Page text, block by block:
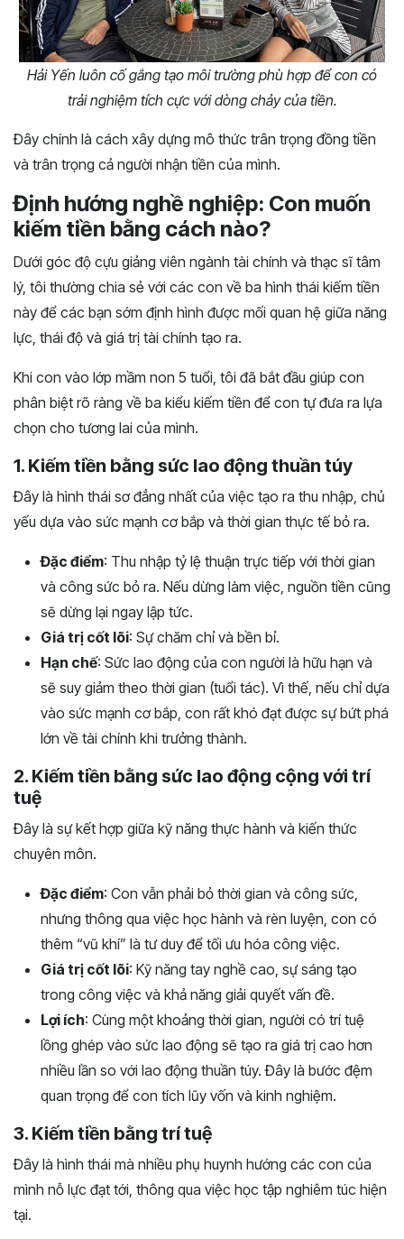
Hải Yến luôn cố gắng tạo môi trường phù hợp để con có
trải nghiệm tích cực với dòng chảy của tiền.
Đây chính là cách xây dựng mô thức trân trọng đồng tiền
và trân trọng cả người nhận tiền của mình.
Định hướng nghề nghiệp: Con muốn
kiếm tiền bằng cách nào?
Dưới góc độ cựu giảng viên ngành tài chính và thạc sĩ tâm
lý, tôi thường chia sẻ với các con về ba hình thái kiếm tiền
này để các bạn sớm định hình được mối quan hệ giữa năng
lực, thái độ và giá trị tài chính tạo ra.
Khi con vào lớp mầm non 5 tuổi, tôi đã bắt đầu giúp con
phân biệt rõ ràng về ba kiểu kiếm tiền để con tự đưa ra lựa
chọn cho tương lai của mình.
1. Kiếm tiền bằng sức lao động thuần túy
Đây là hình thái sơ đẳng nhất của việc tạo ra thu nhập, chủ
yếu dựa vào sức mạnh cơ bắp và thời gian thực tế bỏ ra.
Đặc điểm: Thu nhập tỷ lệ thuận trực tiếp với thời gian
và công sức bỏ ra. Nếu dừng làm việc, nguồn tiền cũng
sẽ dừng lại ngay lập tức.
Giá trị cốt lõi: Sự chăm chỉ và bền bỉ.
Hạn chế: Sức lao động của con người là hữu hạn và
sẽ suy giảm theo thời gian (tuổi tác). Vì thế, nếu chỉ dựa
vào sức mạnh cơ bắp, con rất khó đạt được sự bứt phá
lớn về tài chính khi trưởng thành.
2. Kiếm tiền bằng sức lao động cộng với trí
tuệ
Đây là sự kết hợp giữa kỹ năng thực hành và kiến thức
chuyên môn.
Đặc điểm: Con vẫn phải bỏ thời gian và công sức,
nhưng thông qua việc học hành và rèn luyện, con có
thêm “vũ khí” là tư duy để tối ưu hóa công việc.
Giá trị cốt lõi: Kỹ năng tay nghề cao, sự sáng tạo
trong công việc và khả năng giải quyết vấn đề.
Lợi ích: Cùng một khoảng thời gian, người có trí tuệ
lồng ghép vào sức lao động sẽ tạo ra giá trị cao hơn
nhiều lần so với lao động thuần túy. Đây là bước đệm
quan trọng để con tích lũy vốn và kinh nghiệm.
3. Kiếm tiền bằng trí tuệ
Đây là hình thái mà nhiều phụ huynh hướng các con của
mình nỗ lực đạt tới, thông qua việc học tập nghiêm túc hiện
tại.